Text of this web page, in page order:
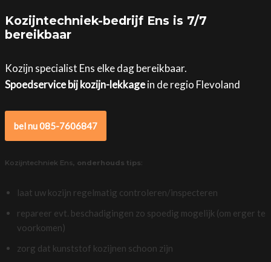
Kozijntechniek-bedrijf Ens is 7/7
bereikbaar
Kozijn specialist Ens elke dag bereikbaar.
Spoedservice bij kozijn-lekkagein de regio Flevoland
bel nu 085-7606847
Kozijntechniek Ens, onderhouds tips:
laat uw kozijn regelmatig controleren/inspecteren
repareer evt. beschadigingen zo spoedig mogelijk (om erger te
voorkomen)
zorg dat kunststof kozijnen schoon zijn